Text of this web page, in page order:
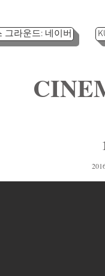
그라운드: 네이버